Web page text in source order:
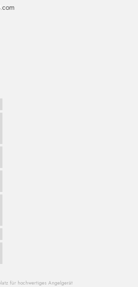
für hochwertiges Angelgerät